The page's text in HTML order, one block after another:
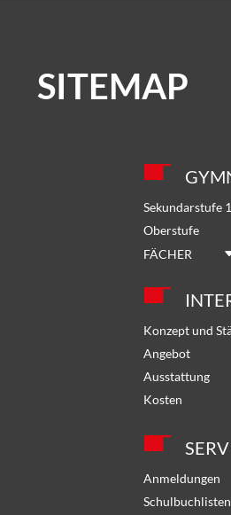
SITEMAP
Sekundarstufe 1
Oberstufe
FÄCHER
Konzept und
Angebot
Ausstattung
Kosten
Anmeldungen
Schulbuchlisten